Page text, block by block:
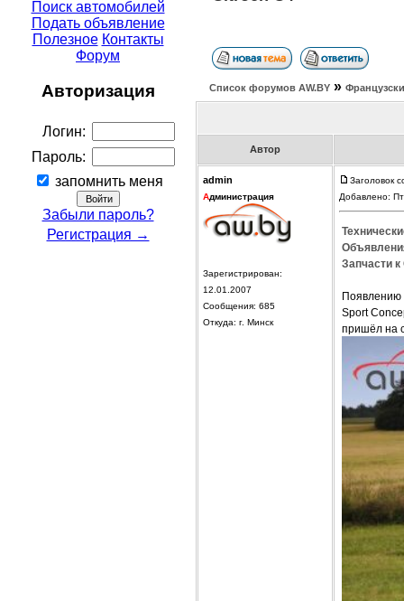
Поиск автомобилей
Подать объявление
Полезное Контакты
Форум
Авторизация
Логин:
Пароль:
запомнить меня
Забыли пароль?
Регистрация →
Список форумов АW.BY »
Автор
admin
Администрация
Зарегистрирован:
12.01.2007
Сообщения: 685
Откуда: г. Минск
Заголовок
Добавлено:
Запчасти
Появлению
Sport
пришёл на